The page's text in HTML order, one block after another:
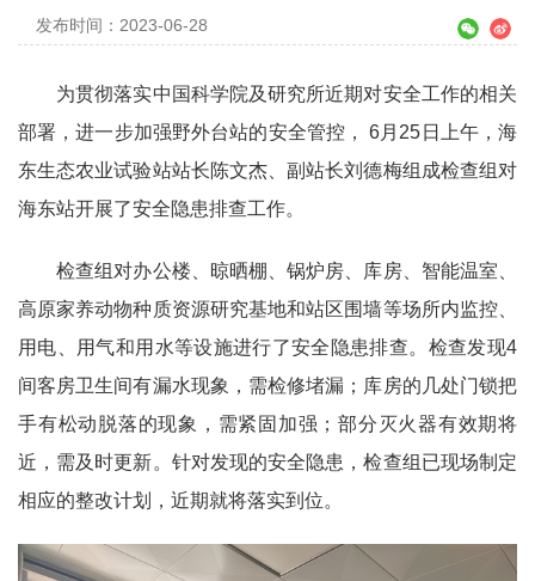
发布时间：2023-06-28
为贯彻落实中国科学院及研究所近期对安全工作的相关
部署，进一步加强野外台站的安全管控，6月 25 日上午，海
东生态农业试验站站长陈文杰、副站长刘德梅组成检查组对
海东站开展了安全隐患排查工作。
检查组对办公楼、晾晒棚、锅炉房、库房、智能温室、
高原家养动物种质资源研究基地和站区围墙等场所内监控、
用电、用气和用水等设施进行了安全隐患排查。检查发现4
间客房卫生间有漏水现象，需检修堵漏；库房的几处门锁把
手有松动脱落的现象，需紧固加强；部分灭火器有效期将
近，需及时更新。针对发现的安全隐患，检查组已现场制定
相应的整改计划，近期就将落实到位。